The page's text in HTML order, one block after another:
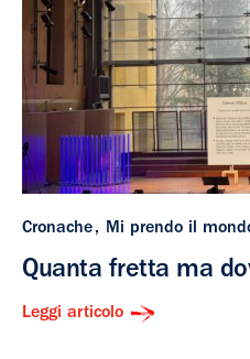
Cronache Mi prendo il
Quanta fretta ma
Leggi articolo